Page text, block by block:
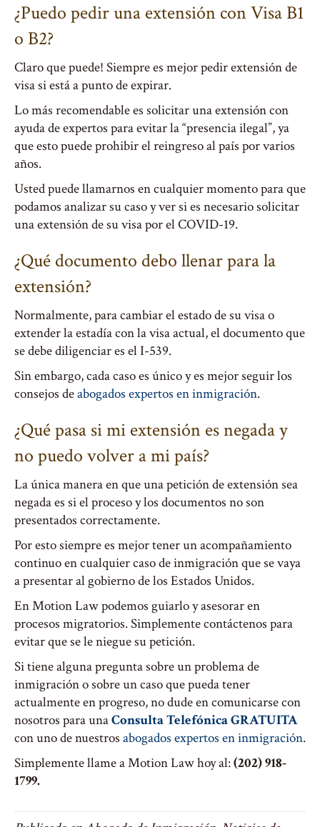
¿Puedo pedir una extensión con Visa B1
o B2?
Claro que puede! Siempre es mejor pedir extensión de
visa si está a punto de expirar.
Lo más recomendable es solicitar una extensión con
ayuda de expertos para evitar la “presencia ilegal”, ya
que esto puede prohibir el reingreso al país por varios
años.
Usted puede llamarnos en cualquier momento para que
podamos analizar su caso y ver si es necesario solicitar
una extensión de su visa por el COVID-19.
¿Qué documento debo llenar para la
extensión?
Normalmente, para cambiar el estado de su visa o
extender la estadía con la visa actual, el documento que
se debe diligenciar es el I-539.
Sin embargo, cada caso es único y es mejor seguir los
consejos deabogados expertos en inmigración.
¿Qué pasa si mi extensión es negada y
no puedo volver a mi país?
La única manera en que una petición de extensión sea
negada es si el proceso y los documentos no son
presentados correctamente.
Por esto siempre es mejor tener un acompañamiento
continuo en cualquier caso de inmigración que se vaya
a presentar al gobierno de los Estados Unidos.
En Motion Law podemos guiarlo y asesorar en
procesos migratorios. Simplemente contáctenos para
evitar que se le niegue su petición.
Si tiene alguna pregunta sobre un problema de
inmigración o sobre un caso que pueda tener
actualmente en progreso, no dude en comunicarse con
nosotros para unaConsulta Telefónica GRATUITA
con uno de nuestros abogados expertos en inmigración.
Simplemente llame a Motion Law hoy al:(202) 918-
1799.